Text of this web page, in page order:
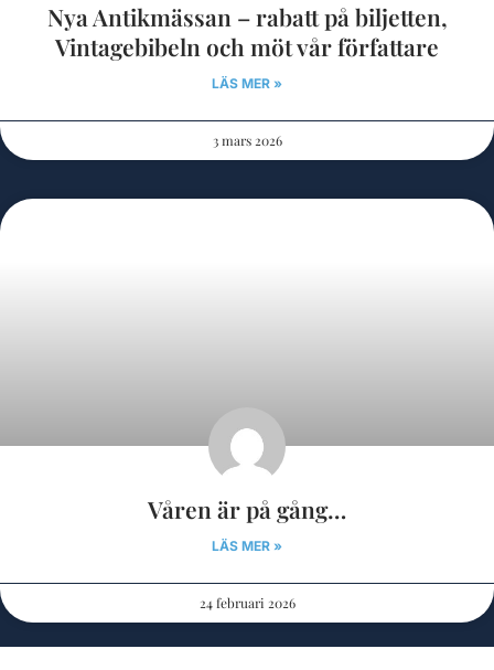
Nya Antikmässan – rabatt på biljetten,
Vintagebibeln och möt vår författare
LÄS MER »
3 mars 2026
Våren är på gång…
LÄS MER »
24 februari 2026